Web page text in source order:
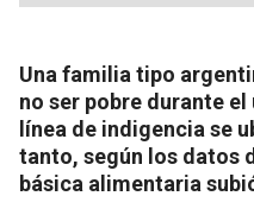
Una familia tipo
no ser pobre durante
línea de indigencia se
tanto, según los datos
básica alimentaria